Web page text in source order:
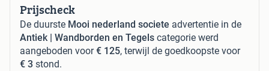
Prijscheck
De duurste Mooi nederland societe advertentie in de
Antiek | Wandborden en Tegels categorie werd
aangeboden voor€ 125, terwijl de goedkoopste voor
€ 3 stond.